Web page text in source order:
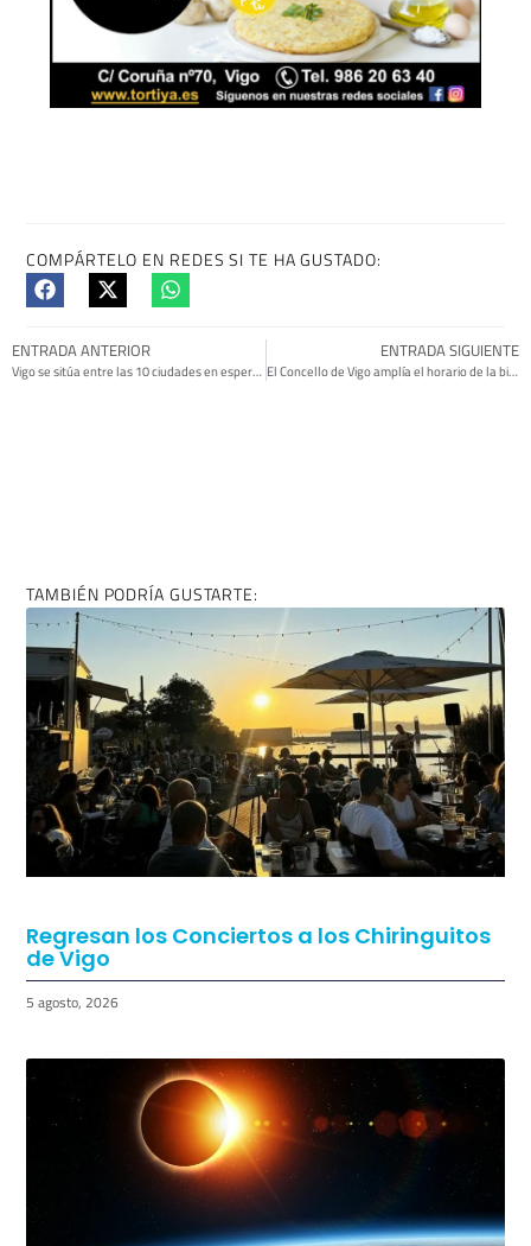
COMPÁRTELO EN REDES SI TE HA GUSTADO:
ENTRADA ANTERIOR
Vigo se sitúa entre las 10 ciudades en esperanza de vida al nacimiento
ENTRADA SIGUIENTE
El Concello de Vigo amplía el horario de la biblioteca Mar de Vigo
TAMBIÉN PODRÍA GUSTARTE:
Regresan los Conciertos a los Chiringuitos
de Vigo
5 agosto, 2026